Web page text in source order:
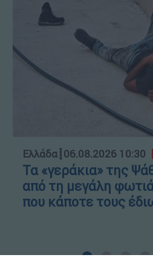
Ελλάδα┋06.08.2026 10:30
Τα «γεράκια» της
από τη μεγάλη φωτιά
που κάποτε τους